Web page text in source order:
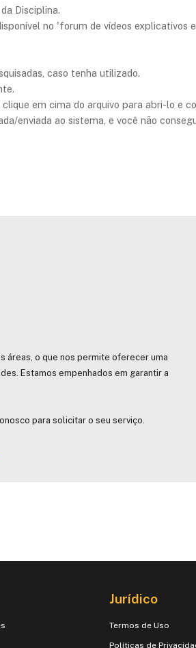
Disciplina.
no 'forum de vídeos
caso tenha utilizado.
em cima do arquivo para abri-lo e
enviada ao sistema, e você não
áreas, o que nos permite oferecer uma
Estamos empenhados em garantir a
para solicitar o seu serviço.
Jurídico
Termos de Uso
Políticas de